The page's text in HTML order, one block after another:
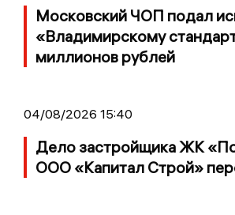
Московский ЧОП подал
«Владимирскому
миллионов рублей
04/08/2026 15:40
Дело застройщика ЖК
ООО «Капитал Строй»